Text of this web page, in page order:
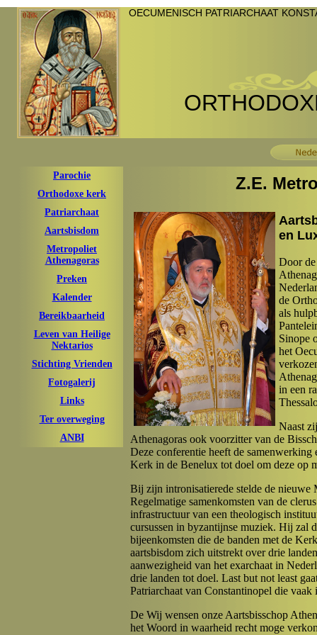
OECUMENISCH PATRIARCHAAT
Parochie
Orthodoxe kerk
Patriarchaat
Aartsbisdom
Metropoliet
Athenagoras
Preken
Kalender
Bereikbaarheid
Leven van Heilige
Nektarios
Stichting Vrienden
Fotogalerij
Links
Ter overweging
ANBI
Z.E.
en
Door
de
als
Sinope
het
in een
Naast
Athenagoras ook voorzitter van de
Deze conferentie heeft de
Kerk in de Benelux tot doel om deze op
Bij zijn intronisatierede stelde de
Regelmatige samenkomsten van de
infrastructuur van een theologisch
cursussen in byzantijnse muziek. Hij zal
bijeenkomsten die de banden met de
aartsbisdom zich uitstrekt over drie
aanwezigheid van het exarchaat in
drie landen tot doel. Last but not least
Patriarchaat van Constantinopel die
De Wij wensen onze Aartsbisschop
het Woord in waarheid recht moge